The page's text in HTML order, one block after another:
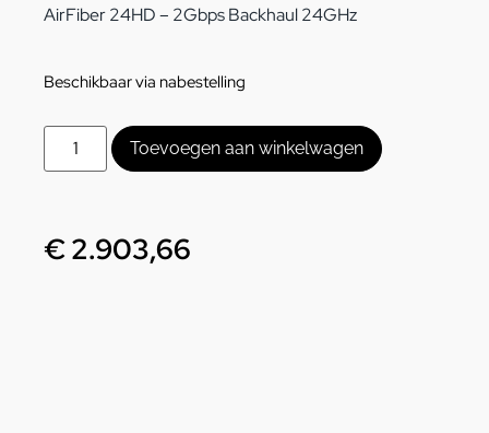
AirFiber 24HD – 2Gbps Backhaul 24GHz
Beschikbaar via nabestelling
Toevoegen aan winkelwagen
€2.903,66